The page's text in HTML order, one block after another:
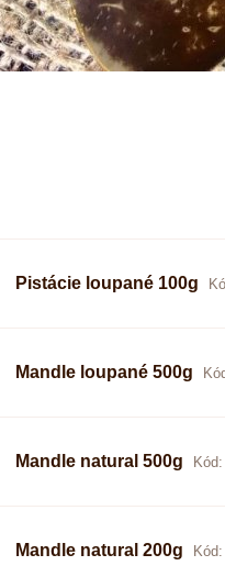
Pistácie loupané 100g
Mandle loupané 500g
Mandle natural 500g
Mandle natural 200g